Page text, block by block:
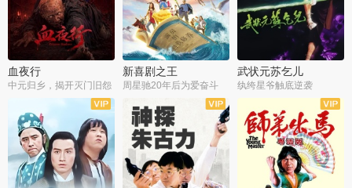
血夜行
中元归乡，揭开灭门旧怨
新喜剧之王
周星驰20年后为爱奋斗
武状元苏乞儿
纨绔星爷触底逆袭